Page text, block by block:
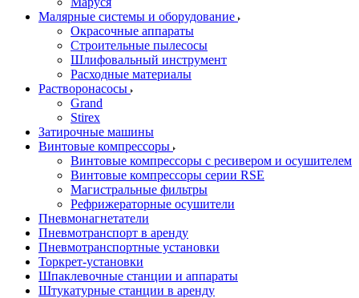
Малярные системы и оборудование
Окрасочные аппараты
Строительные пылесосы
Шлифовальный инструмент
Расходные материалы
Растворонасосы
Grand
Stirex
Затирочные машины
Винтовые компрессоры
Винтовые компрессоры с ресивером и осушителем
Винтовые компрессоры серии RSE
Магистральные фильтры
Рефрижераторные осушители
Пневмонагнетатели
Пневмотранспорт в аренду
Пневмотранспортные установки
Торкрет-установки
Шпаклевочные станции и аппараты
Штукатурные станции в аренду